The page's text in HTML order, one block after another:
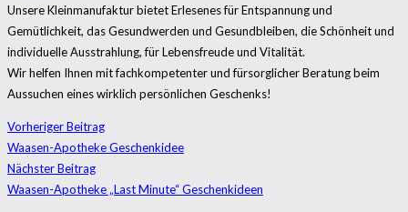
Unsere Kleinmanufaktur bietet Erlesenes für Entspannung und
Gemütlichkeit, das Gesundwerden und Gesundbleiben, die Schönheit und
individuelle Ausstrahlung, für Lebensfreude und Vitalität.
Wir helfen Ihnen mit fachkompetenter und fürsorglicher Beratung beim
Aussuchen eines wirklich persönlichen Geschenks!
Vorheriger Beitrag
Waasen-Apotheke Geschenkidee
Nächster Beitrag
Waasen-Apotheke „Last Minute“ Geschenkideen